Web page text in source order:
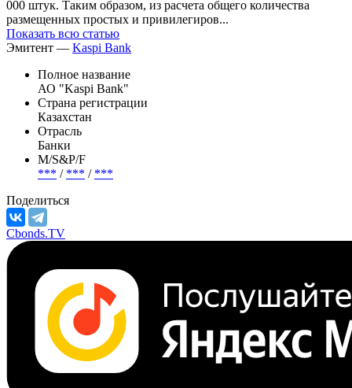
000 штук. Таким образом, из расчета общего количества
размещенных простых и привилегиров...
Показать всю статью
Эмитент — Kaspi Bank
Полное название
АО "Kaspi Bank"
Страна регистрации
Казахстан
Отрасль
Банки
М/S&P/F
*** / *** / ***
Поделиться
Cbonds.TV